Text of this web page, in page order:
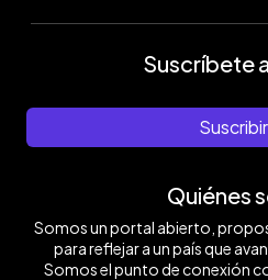
Suscríbete
Quiénes
Somos un portal abierto,
para reflejar a un país que
Somos el punto de conexión